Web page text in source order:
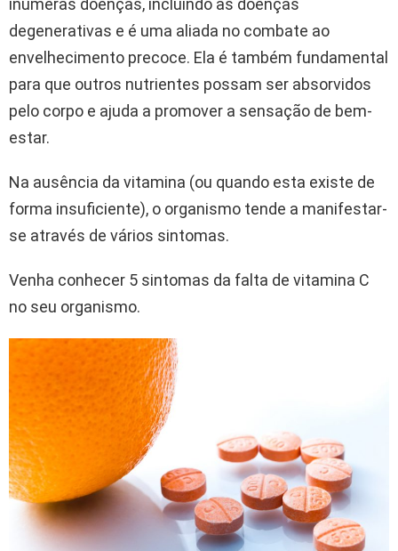
inúmeras doenças, incluindo as doenças
degenerativas e é uma aliada no combate ao
envelhecimento precoce. Ela é também fundamental
para que outros nutrientes possam ser absorvidos
pelo corpo e ajuda a promover a sensação de bem-
estar.
Na ausência da vitamina (ou quando esta existe de
forma insuficiente), o organismo tende a manifestar-
se através de vários sintomas.
Venha conhecer 5 sintomas da falta de vitamina C
no seu organismo.